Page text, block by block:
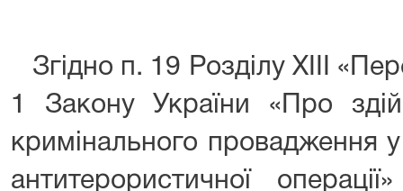
Згідно п. 19 Розділу XIII
1 Закону України «Про
кримінального провадження
антитерористичної